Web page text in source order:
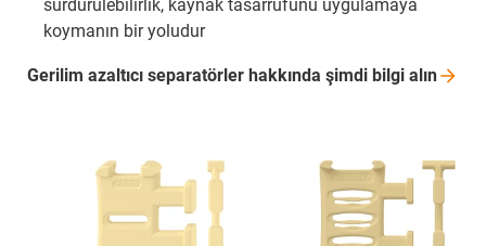
sürdürülebilirlik, kaynak tasarrufunu uygulamaya
koymanın bir yoludur
Gerilim azaltıcı separatörler hakkında şimdi bilgi alın